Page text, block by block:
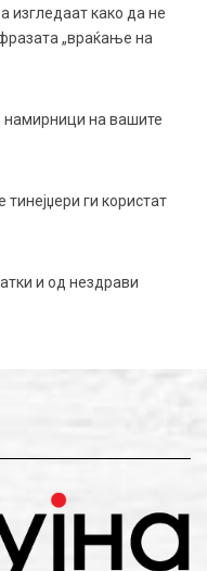
изгледаат како да не
„враќање на
намирници на вашите
тинејџери ги користат
и од нездрави